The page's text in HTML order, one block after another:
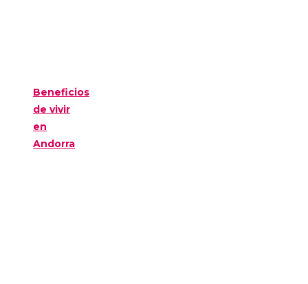
Beneficios
de vivir
en
Andorra